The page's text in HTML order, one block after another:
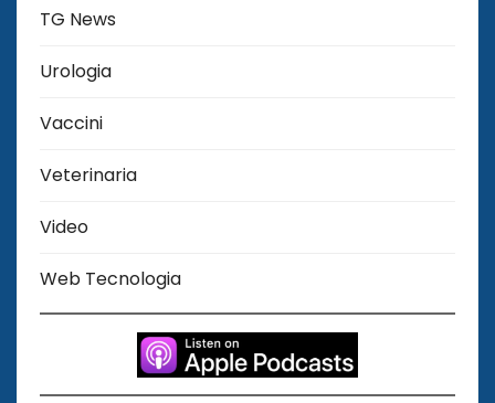
TG News
Urologia
Vaccini
Veterinaria
Video
Web Tecnologia